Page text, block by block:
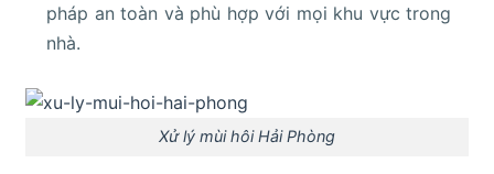
pháp an toàn và phù hợp với mọi khu vực trong
nhà.
Xử lý mùi hôi Hải Phòng